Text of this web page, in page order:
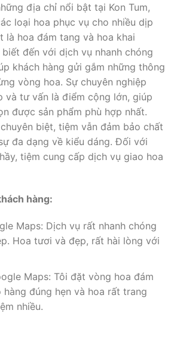
địa chỉ nổi bật tại Kon Tum,
loại hoa phục vụ cho nhiều dịp
là hoa đám tang và hoa khai
đến với dịch vụ nhanh chóng
khách hàng gửi gắm những thông
vòng hoa. Sự chuyên nghiệp
và tư vấn là điểm cộng lớn, giúp
được sản phẩm phù hợp nhất.
biệt, tiệm vẫn đảm bảo chất
đa dạng về kiểu dáng. Đối với
tiệm cung cấp dịch vụ giao hoa
hàng:
Maps: Dịch vụ rất nhanh chóng
Hoa tươi và đẹp, rất hài lòng với
Maps: Tôi đặt vòng hoa đám
đúng hẹn và hoa rất trang
nhiều.